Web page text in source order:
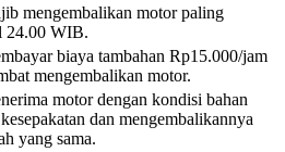
mengembalikan motor paling
24.00 WIB.
biaya tambahan Rp15.000/jam
mengembalikan motor.
motor dengan kondisi bahan
dan mengembalikannya
yang sama.